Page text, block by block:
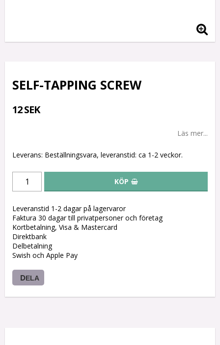
SELF-TAPPING SCREW
12 SEK
Läs mer...
Leverans: Beställningsvara, leveranstid: ca 1-2 veckor.
KÖP
Leveranstid 1-2 dagar på lagervaror
Faktura 30 dagar till privatpersoner och företag
Kortbetalning, Visa & Mastercard
Direktbank
Delbetalning
Swish och Apple Pay
DELA